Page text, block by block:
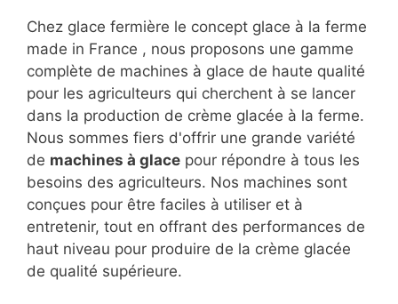
Chez glace fermière le concept glace à la ferme
made in France , nous proposons une gamme
complète de machines à glace de haute qualité
pour les agriculteurs qui cherchent à se lancer
dans la production de crème glacée à la ferme.
Nous sommes fiers d'offrir une grande variété
de machines à glace pour répondre à tous les
besoins des agriculteurs. Nos machines sont
conçues pour être faciles à utiliser et à
entretenir, tout en offrant des performances de
haut niveau pour produire de la crème glacée
de qualité supérieure.